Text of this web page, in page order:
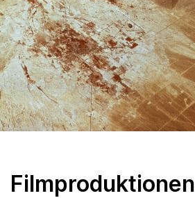
Filmproduktionen